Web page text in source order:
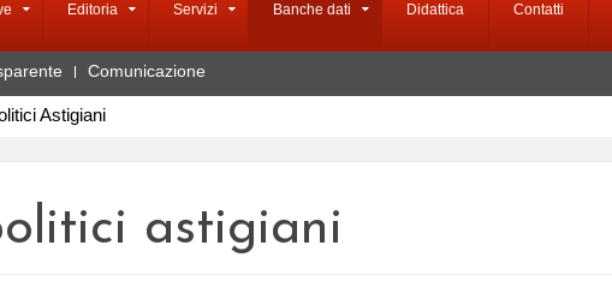
Editoria Servizi Banche dati Didattica Contatti
Comunicazione
Astigiani
astigiani